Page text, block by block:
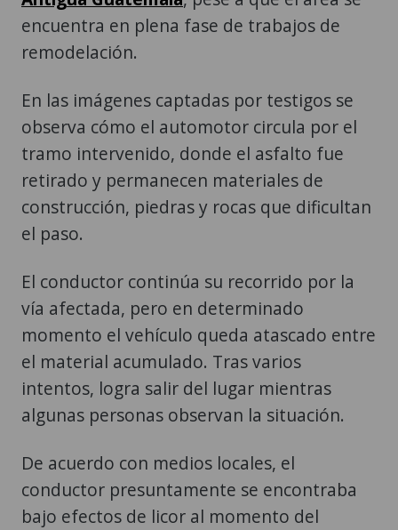
encuentra en plena fase de trabajos de
remodelación.
En las imágenes captadas por testigos se
observa cómo el automotor circula por el
tramo intervenido, donde el asfalto fue
retirado y permanecen materiales de
construcción, piedras y rocas que dificultan
el paso.
El conductor continúa su recorrido por la
vía afectada, pero en determinado
momento el vehículo queda atascado entre
el material acumulado. Tras varios
intentos, logra salir del lugar mientras
algunas personas observan la situación.
De acuerdo con medios locales, el
conductor presuntamente se encontraba
bajo efectos de licor al momento del